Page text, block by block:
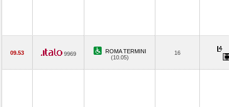
09.53 9969
ROMA TERMINI
(10.05)
16